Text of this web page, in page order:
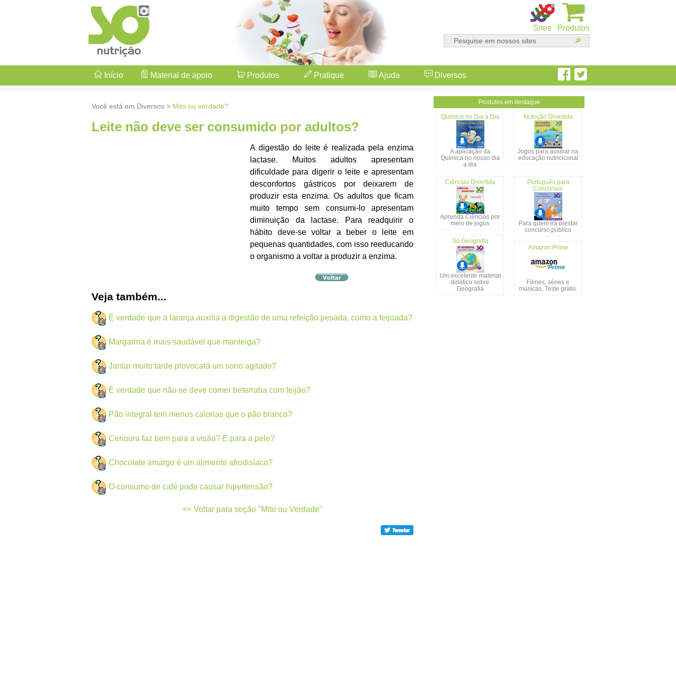
Produtos
Sites
Início Material de apoio Produtos Pratique Ajuda Diversos
Você está em Diversos > Mito ou verdade?
Leite não deve ser consumido por adultos?
A digestão do leite é realizada pela enzima
lactase. Muitos adultos apresentam
dificuldade para digerir o leite e apresentam
desconfortos gástricos por deixarem de
produzir esta enzima. Os adultos que ficam
muito tempo sem consumi-lo apresentam
diminuição da lactase. Para readquirir o
hábito deve-se voltar a beber o leite em
pequenas quantidades, com isso reeducando
o organismo a voltar a produzir a enzima.
Veja também...
É verdade que a laranja auxilia a digestão de uma refeição pesada, como a feijoada?
Margarina é mais saudável que manteiga?
Jantar muito tarde provocará um sono agitado?
É verdade que não se deve comer beterraba com feijão?
Pão integral tem menos calorias que o pão branco?
Cenoura faz bem para a visão? E para a pele?
Chocolate amargo é um alimento afrodisíaco?
O consumo de café pode causar hipertensão?
<< Voltar para seção "Mito ou Verdade"
Produtos em destaque
Química no Dia a Dia
A aplicação da
Química no nosso dia
a dia
Nutrição Divertida
Jogos para auxiliar na
educação nutriciconal
Ciências Divertida
Aprenda Ciências por
meio de jogos
Português para
Concursos
Para quem irá prestar
concurso público
Só Geografia
Um excelente material
didático sobre
Geografia
Amazon Prime
Filmes, séries e
músicas. Teste grátis.